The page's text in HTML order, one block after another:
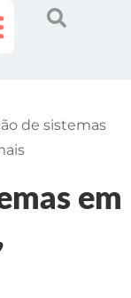
de sistemas
em